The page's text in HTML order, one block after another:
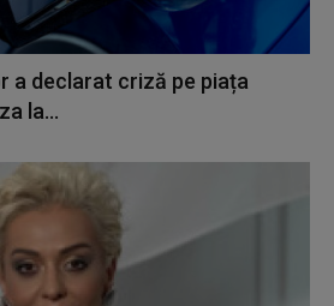
a declarat criză pe piața
la...